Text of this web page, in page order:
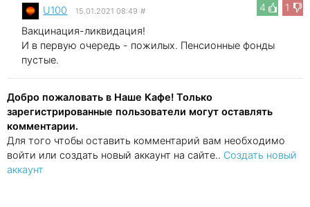
4
1
U100 15.01.2021 08:49 #
Вакцинация-ликвидация!
И в первую очередь - пожилых. Пенсионные фонды
пустые.
Добро пожаловать в Наше Кафе! Только
зарегистрированные пользователи могут оставлять
комментарии.
Для того чтобы оставить комментарий вам необходимо
войти или создать новый аккаунт на сайте.. Создать новый
аккаунт